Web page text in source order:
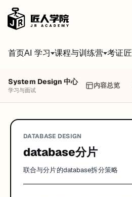
首页AI 学习 课程与训练营 考证匠
System Design 中心
学习与面试
内容总览
DATABASE DESIGN
database分片
联合与分片的database拆分策略